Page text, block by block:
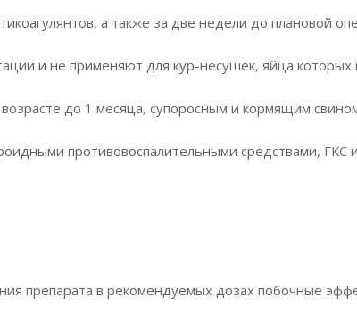
а также за две недели до плановой
и не применяют для кур-несушек, яйца которых
до 1 месяца, супоросным и кормящим
противовоспалительными средствами, ГКС
препарата в рекомендуемых дозах побочные